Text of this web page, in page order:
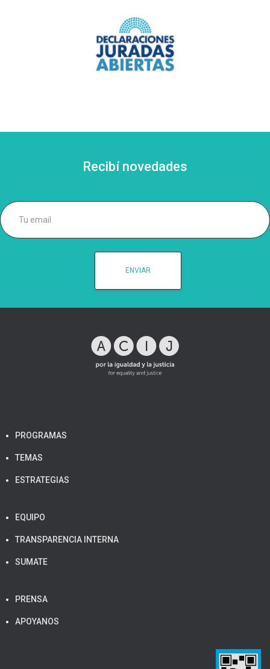
Recibí novedades
PROGRAMAS
TEMAS
ESTRATEGIAS
EQUIPO
TRANSPARENCIA INTERNA
SUMATE
PRENSA
APOYANOS